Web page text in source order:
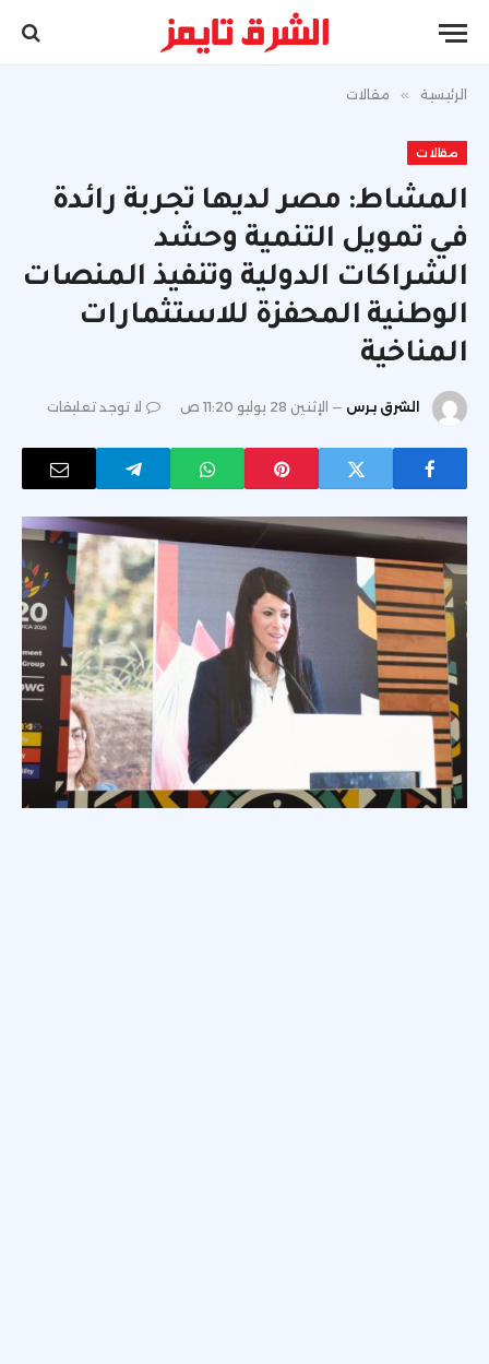
الرئيسية » مقالات
مقالات
المشاط: مصر لديها تجربة رائدة
في تمويل التنمية وحشد
الشراكات الدولية وتنفيذ المنصات
الوطنية المحفزة للاستثمارات
المناخية
الشرق برس الإثنين 28 يوليو 11:20 ص لا توجد تعليقات